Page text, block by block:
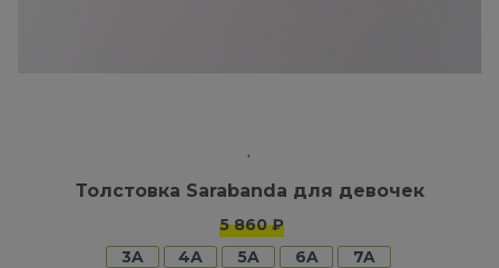
Толстовка Sarabanda для девочек
5 860 ₽
3A
4A 5A 6A 7A